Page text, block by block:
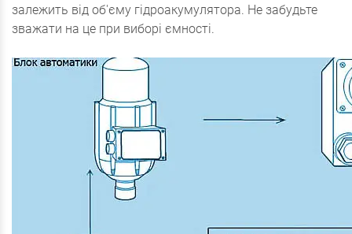
залежить від об'єму гідроакумулятора. Не забудьте
зважати на це при виборі ємності.